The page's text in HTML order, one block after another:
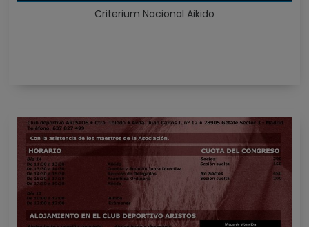
Criterium Nacional Aikido